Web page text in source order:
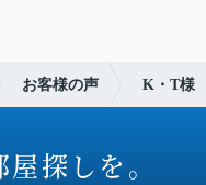
お客様の声 K・T様
探しを。